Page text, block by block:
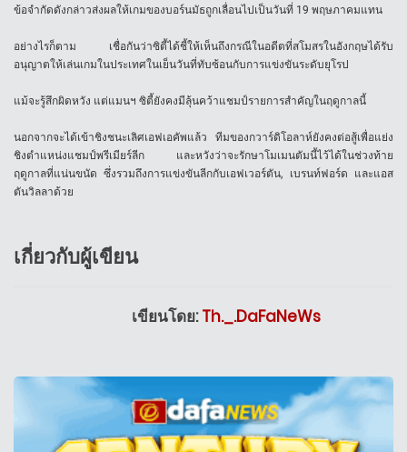
ข้อจำกัดดังกล่าวส่งผลให้เกมของบอร์นมัธถูกเลื่อนไปเป็นวันที่ 19 พฤษภาคมแทน
อย่างไรก็ตาม เชื่อกันว่าซิตี้ได้ชี้ให้เห็นถึงกรณีในอดีตที่สโมสรในอังกฤษได้รับ
อนุญาตให้เล่นเกมในประเทศในเย็นวันที่ทับซ้อนกับการแข่งขันระดับยุโรป
แม้จะรู้สึกผิดหวัง แต่แมนฯ ซิตี้ยังคงมีลุ้นคว้าแชมป์รายการสำคัญในฤดูกาลนี้
นอกจากจะได้เข้าชิงชนะเลิศเอฟเอคัพแล้ว ทีมของกวาร์ดิโอลาห์ยังคงต่อสู้เพื่อแย่ง
ชิงตำแหน่งแชมป์พรีเมียร์ลีก และหวังว่าจะรักษาโมเมนตัมนี้ไว้ได้ในช่วงท้าย
ฤดูกาลที่แน่นขนัด ซึ่งรวมถึงการแข่งขันลีกกับเอฟเวอร์ตัน, เบรนท์ฟอร์ด และแอส
ตันวิลลาด้วย
เกี่ยวกับผู้เขียน
เขียนโดย:Th._.DaFaNeWs